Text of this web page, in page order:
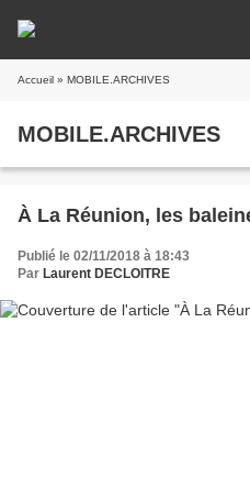
Accueil » MOBILE.ARCHIVES
MOBILE.ARCHIVES
À La Réunion, les
Publié le 02/11/2018 à 18:43
Par Laurent DECLOITRE